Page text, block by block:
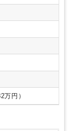
数などを使用
方
主体的に学
29万円 （年収 300万円 〜 432万円）